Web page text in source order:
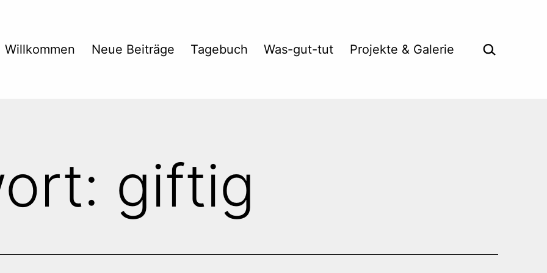
Willkommen Neue Beiträge Tagebuch Was-gut-tut Projekte & Galerie Suche …
giftig